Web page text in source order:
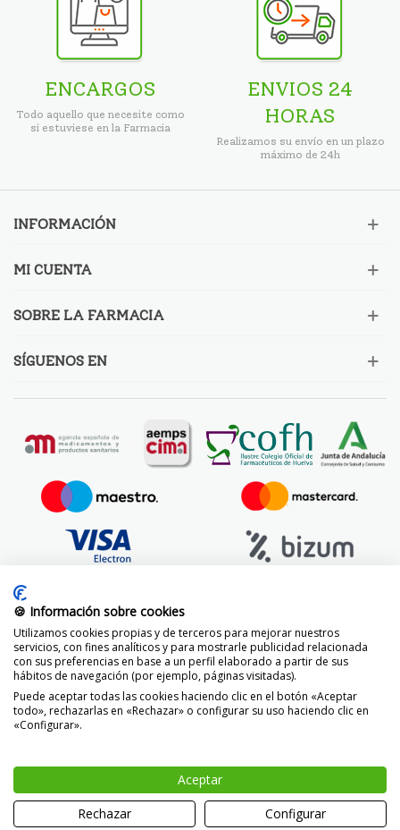
ENCARGOS
Todo aquello que necesite como
si estuviese en la Farmacia
ENVIOS 24
HORAS
Realizamos su envío en un plazo
máximo de 24h
INFORMACIÓN
MI CUENTA
SOBRE LA FARMACIA
SÍGUENOS EN
© 2014 -2026 FarmaciaVizcaíno.com
🍪 Información sobre cookies
Utilizamos cookies propias y de terceros para mejorar nuestros
servicios, con fines analíticos y para mostrarle publicidad relacionada
con sus preferencias en base a un perfil elaborado a partir de sus
hábitos de navegación (por ejemplo, páginas visitadas).
Puede aceptar todas las cookies haciendo clic en el botón «Aceptar
todo», rechazarlas en «Rechazar» o configurar su uso haciendo clic en
«Configurar».
Aceptar
Rechazar
Configurar